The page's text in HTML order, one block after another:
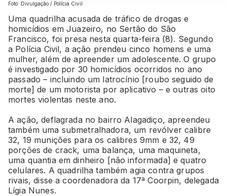
Foto: Divulgação / Polícia Civil
Uma quadrilha acusada de tráfico de drogas e
homicídios em Juazeiro, no Sertão do São
Francisco, foi presa nesta quarta-feira (8). Segundo
a Polícia Civil, a ação prendeu cinco homens e uma
mulher, além de apreender um adolescente. O grupo
é investigado por 30 homicídios ocorridos no ano
passado – incluindo um latrocínio [roubo seguido de
morte] de um motorista por aplicativo – e outras oito
mortes violentas neste ano.
A ação, deflagrada no bairro Alagadiço, apreendeu
também uma submetralhadora, um revólver calibre
32, 19 munições para os calibres 9mm e 32, 49
porções de crack, uma balança, uma maquineta,
uma quantia em dinheiro [não informada] e quatro
celulares. A quadrilha também agia contra grupos
rivais, disse a coordenadora da 17ª Coorpin, delegada
Lígia Nunes.